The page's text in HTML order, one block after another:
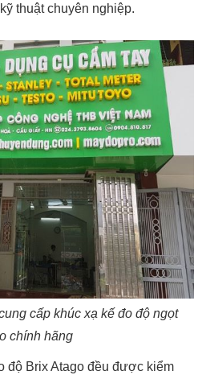
thuật chuyên nghiệp.
cấp khúc xạ kế đo độ ngọt
chính hãng
độ Brix Atago đều được kiểm